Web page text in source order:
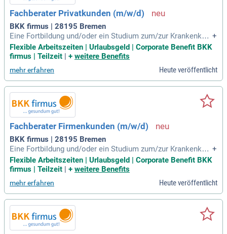
Fachberater Privatkunden (m/w/d)
BKK firmus | 28195 Bremen
Eine Fortbildung und/oder ein Studium zum/zur Krankenkas
senfachwirt/in, Betriebswirt/in oder eine ähnliche berufsbez
ogene Fortbildung ist wünschenswert.
+
Flexible Arbeitszeiten | Urlaubsgeld | Corporate Benefit BKK
firmus | Teilzeit | + weitere Benefits
mehr erfahren Heute veröffentlicht
Fachberater Firmenkunden (m/w/d)
BKK firmus | 28195 Bremen
Eine Fortbildung und/oder ein Studium zum/zur Krankenkas
senfachwirt/in, Betriebswirt/in oder eine ähnliche berufsbez
ogene Fortbildung ist wünschenswert.
+
Flexible Arbeitszeiten | Urlaubsgeld | Corporate Benefit BKK
firmus | Teilzeit
+ weitere Benefits
mehr erfahren Heute veröffentlicht